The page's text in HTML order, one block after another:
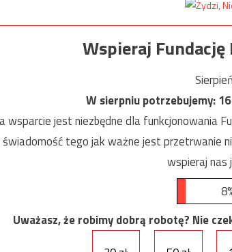
Wspieraj
W sierpniu potrzebujemy:
wsparcie jest niezbędne dla funkcjonowania
tego jak ważne jest przetrwanie
wspieraj nas
Uważasz, że robimy dobrą robotę? Nie